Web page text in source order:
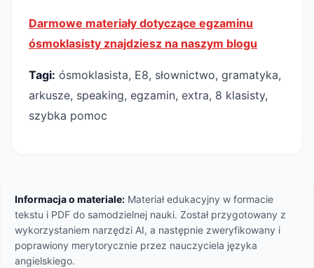
Darmowe materiały dotyczące egzaminu
ósmoklasisty znajdziesz na naszym blogu
Tagi: ósmoklasista, E8, słownictwo, gramatyka,
arkusze, speaking, egzamin, extra, 8 klasisty,
szybka pomoc
Informacja o materiale: Materiał edukacyjny w formacie
tekstu i PDF do samodzielnej nauki. Został przygotowany z
wykorzystaniem narzędzi AI, a następnie zweryfikowany i
poprawiony merytorycznie przez nauczyciela języka
angielskiego.